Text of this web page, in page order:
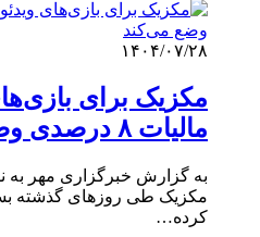
۱۴۰۴/۰۷/۲۸
مکزیک برای
مالیات ۸ درصدی وضع می‌کند
به گزارش خبرگزاری مهر به
مکزیک طی روزهای گذشته
کرده…